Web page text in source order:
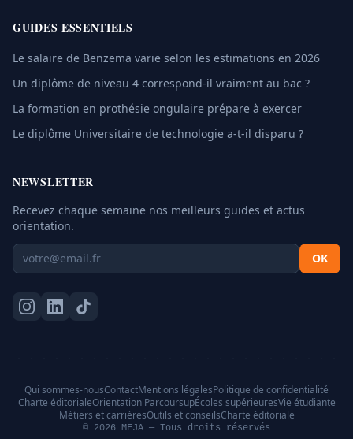
GUIDES ESSENTIELS
Le salaire de Benzema varie selon les estimations en 2026
Un diplôme de niveau 4 correspond-il vraiment au bac ?
La formation en prothésie ongulaire prépare à exercer
Le diplôme Universitaire de technologie a-t-il disparu ?
NEWSLETTER
Recevez chaque semaine nos meilleurs guides et actus
orientation.
OK
Qui sommes-nousContactMentions légalesPolitique de confidentialité
Charte éditorialeOrientation ParcoursupÉcoles supérieuresVie étudiante
Métiers et carrièresOutils et conseilsCharte éditoriale
© 2026 MFJA — Tous droits réservés